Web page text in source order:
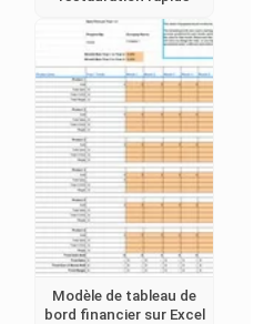
Modèle de tableau de
bord financier sur Excel